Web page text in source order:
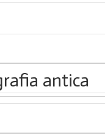
antica